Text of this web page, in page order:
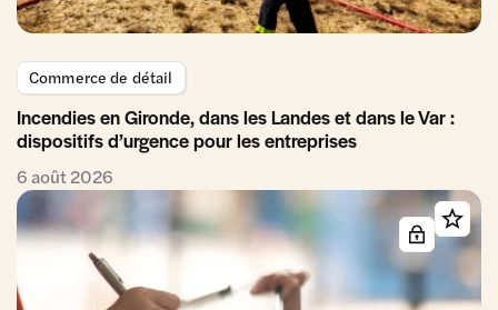
Commerce de détail
Incendies en Gironde, dans les Landes et dans le Var :
dispositifs d’urgence pour les entreprises
6 août 2026